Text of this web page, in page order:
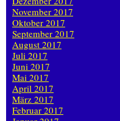
November 2017
Oktober 2017
September 2017
August 2017
Juli 2017
Juni 2017
Mai 2017
April 2017
März 2017
Februar 2017